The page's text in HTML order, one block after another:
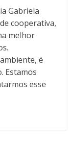
Gabriela
cooperativa,
melhor
é
Estamos
esse